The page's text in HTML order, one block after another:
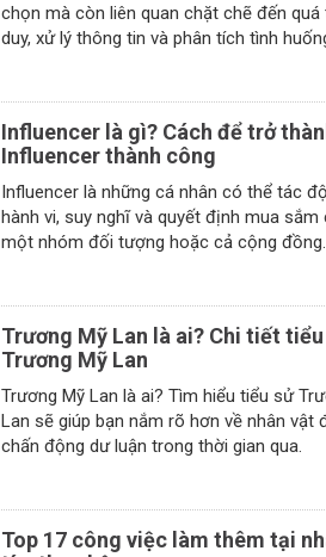
chọn mà còn liên quan chặt chẽ đến
Influencer là gì? Cách để trở
Influencer thành công
Influencer là những cá nhân có thể tác
hành vi, suy nghĩ và quyết định mua sắm
Trương Mỹ Lan là ai? Chi tiết tiểu
Trương Mỹ Lan
Trương Mỹ Lan là ai? Tìm hiểu tiểu sử
Lan sẽ giúp bạn nắm rõ hơn về nhân vật
chấn động dư luận trong thời gian qua.
Top 17 công việc làm thêm tại